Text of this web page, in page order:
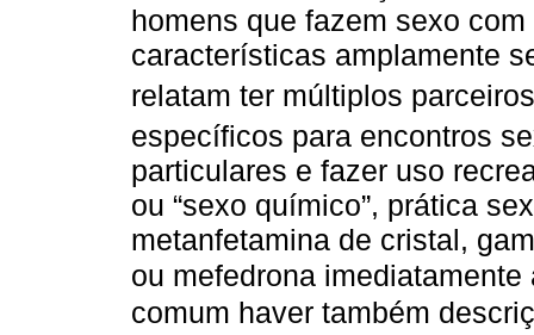
homens que fazem sexo
características amplamente
relatam ter múltiplos
específicos para encontros
particulares e fazer uso
ou “sexo químico”, prática
metanfetamina de cristal,
ou mefedrona
comum haver também